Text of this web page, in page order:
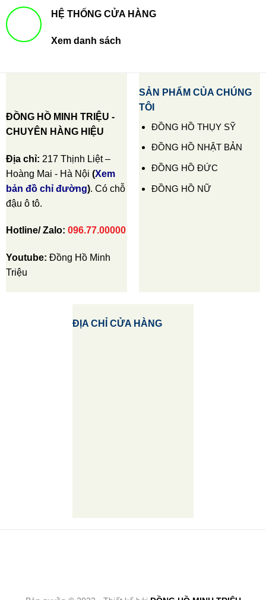
HỆ THỐNG CỬA HÀNG
Xem danh sách
ĐỒNG HỒ MINH TRIỆU -
CHUYÊN HÀNG HIỆU
Địa chỉ: 217 Thịnh Liệt –
Hoàng Mai - Hà Nội (Xem
bản đồ chỉ đường). Có chỗ
đậu ô tô.
Hotline/ Zalo: 096.77.00000
Youtube: Đồng Hồ Minh
Triệu
SẢN PHẨM CỦA CHÚNG
TÔI
ĐỒNG HỒ THỤY SỸ
ĐỒNG HỒ NHẬT BẢN
ĐỒNG HỒ ĐỨC
ĐỒNG HỒ NỮ
ĐỊA CHỈ CỬA HÀNG